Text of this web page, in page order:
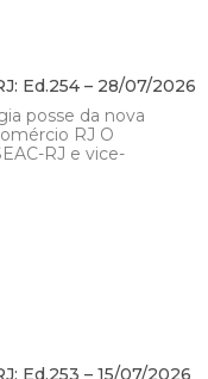
Ed.254 – 28/07/2026
posse da nova
RJ O
RJ e vice-
Ed.253 – 15/07/2026